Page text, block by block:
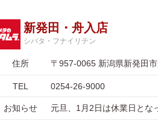
新発田・舟入店
シバタ・フナイリテン
住所 〒957-0065 新潟県新発田
TEL 0254-26-9000
お知らせ 元旦、1月2日は休業日とな